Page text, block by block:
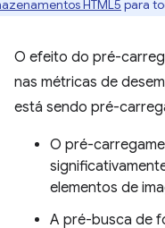
HTML5 para
O efeito do pré-
nas métricas de
está sendo pré-
O pré-
elementos de
A pré-busca de